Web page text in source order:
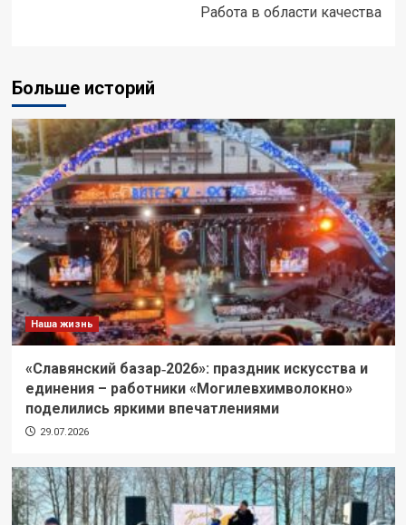
Работа в области качества
Больше историй
Наша жизнь
«Славянский базар‑2026»: праздник искусства и
единения – работники «Могилевхимволокно»
поделились яркими впечатлениями
29.07.2026